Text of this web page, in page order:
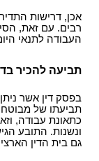
אכן, דרישות
רבים. עם זאת,
העבודה לתנאי
תביעה להכיר
בפסק דין אשר
תביעתו של
כתאונת עבודה,
ונשנות. התובע
גם בית הדין